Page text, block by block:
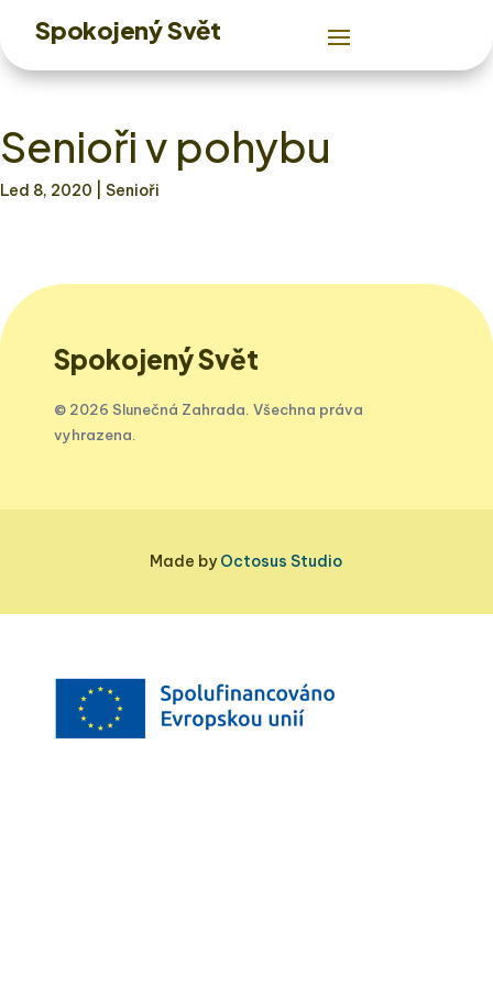
Spokojený Svět
Senioři v pohybu
Led 8, 2020 | Senioři
Spokojený Svět
© 2026 Slunečná Zahrada. Všechna práva
vyhrazena.
Made by Octosus Studio